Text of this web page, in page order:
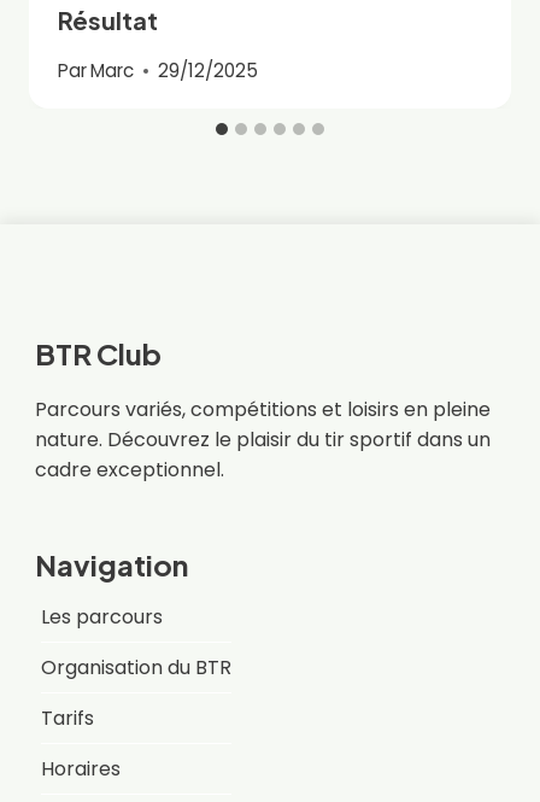
Résultat
ParMarc 29/12/2025
BTR Club
Parcours variés, compétitions et loisirs en pleine
nature. Découvrez le plaisir du tir sportif dans un
cadre exceptionnel.
Navigation
Les parcours
Organisation du BTR
Tarifs
Horaires